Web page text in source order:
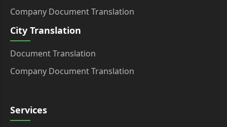
Company Document Translation
City Translation
Document Translation
Company Document Translation
Services